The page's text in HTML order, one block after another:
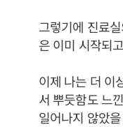
그렇기에 진료
은 이미 시작되
이제 나는 더 이
서 뿌듯함도 느
일어나지 않았